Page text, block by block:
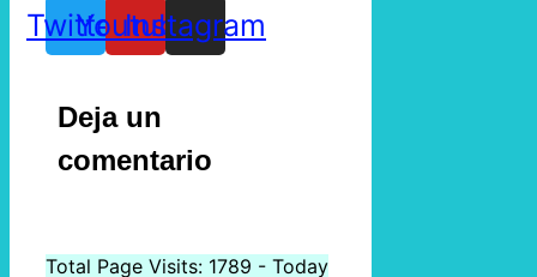
TwitterYoutube
Instagram
Deja un
comentario
Total Page Visits: 1789 - Today